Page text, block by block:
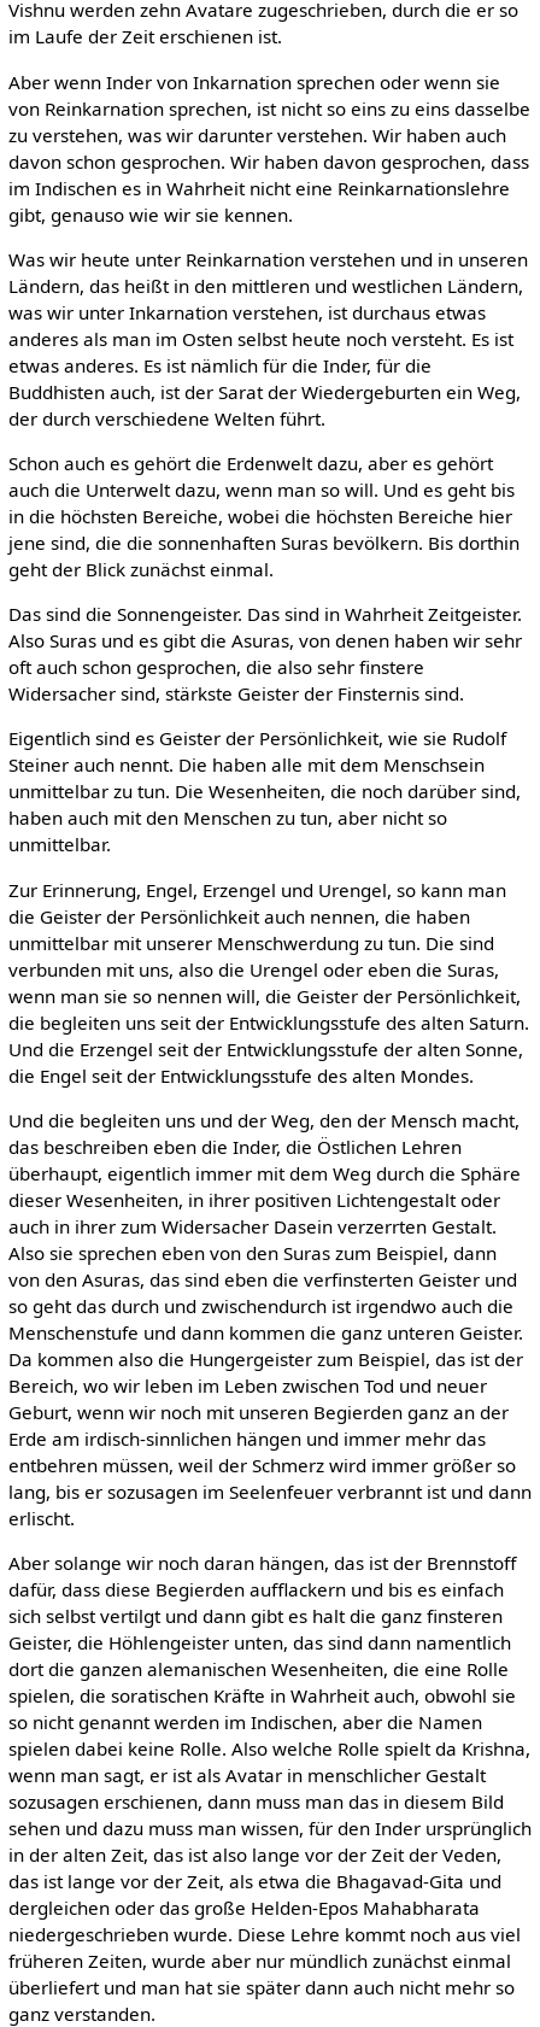
Vishnu werden zehn Avatare zugeschrieben, durch die er so
im Laufe der Zeit erschienen ist.
Aber wenn Inder von Inkarnation sprechen oder wenn sie
von Reinkarnation sprechen, ist nicht so eins zu eins dasselbe
zu verstehen, was wir darunter verstehen. Wir haben auch
davon schon gesprochen. Wir haben davon gesprochen, dass
im Indischen es in Wahrheit nicht eine Reinkarnationslehre
gibt, genauso wie wir sie kennen.
Was wir heute unter Reinkarnation verstehen und in unseren
Ländern, das heißt in den mittleren und westlichen Ländern,
was wir unter Inkarnation verstehen, ist durchaus etwas
anderes als man im Osten selbst heute noch versteht. Es ist
etwas anderes. Es ist nämlich für die Inder, für die
Buddhisten auch, ist der Sarat der Wiedergeburten ein Weg,
der durch verschiedene Welten führt.
Schon auch es gehört die Erdenwelt dazu, aber es gehört
auch die Unterwelt dazu, wenn man so will. Und es geht bis
in die höchsten Bereiche, wobei die höchsten Bereiche hier
jene sind, die die sonnenhaften Suras bevölkern. Bis dorthin
geht der Blick zunächst einmal.
Das sind die Sonnengeister. Das sind in Wahrheit Zeitgeister.
Also Suras und es gibt die Asuras, von denen haben wir sehr
oft auch schon gesprochen, die also sehr finstere
Widersacher sind, stärkste Geister der Finsternis sind.
Eigentlich sind es Geister der Persönlichkeit, wie sie Rudolf
Steiner auch nennt. Die haben alle mit dem Menschsein
unmittelbar zu tun. Die Wesenheiten, die noch darüber sind,
haben auch mit den Menschen zu tun, aber nicht so
unmittelbar.
Zur Erinnerung, Engel, Erzengel und Urengel, so kann man
die Geister der Persönlichkeit auch nennen, die haben
unmittelbar mit unserer Menschwerdung zu tun. Die sind
verbunden mit uns, also die Urengel oder eben die Suras,
wenn man sie so nennen will, die Geister der Persönlichkeit,
die begleiten uns seit der Entwicklungsstufe des alten Saturn.
Und die Erzengel seit der Entwicklungsstufe der alten Sonne,
die Engel seit der Entwicklungsstufe des alten Mondes.
Und die begleiten uns und der Weg, den der Mensch macht,
das beschreiben eben die Inder, die Östlichen Lehren
überhaupt, eigentlich immer mit dem Weg durch die Sphäre
dieser Wesenheiten, in ihrer positiven Lichtengestalt oder
auch in ihrer zum Widersacher Dasein verzerrten Gestalt.
Also sie sprechen eben von den Suras zum Beispiel, dann
von den Asuras, das sind eben die verfinsterten Geister und
so geht das durch und zwischendurch ist irgendwo auch die
Menschenstufe und dann kommen die ganz unteren Geister.
Da kommen also die Hungergeister zum Beispiel, das ist der
Bereich, wo wir leben im Leben zwischen Tod und neuer
Geburt, wenn wir noch mit unseren Begierden ganz an der
Erde am irdisch-sinnlichen hängen und immer mehr das
entbehren müssen, weil der Schmerz wird immer größer so
lang, bis er sozusagen im Seelenfeuer verbrannt ist und dann
erlischt.
Aber solange wir noch daran hängen, das ist der Brennstoff
dafür, dass diese Begierden aufflackern und bis es einfach
sich selbst vertilgt und dann gibt es halt die ganz finsteren
Geister, die Höhlengeister unten, das sind dann namentlich
dort die ganzen alemanischen Wesenheiten, die eine Rolle
spielen, die soratischen Kräfte in Wahrheit auch, obwohl sie
so nicht genannt werden im Indischen, aber die Namen
spielen dabei keine Rolle. Also welche Rolle spielt da Krishna,
wenn man sagt, er ist als Avatar in menschlicher Gestalt
sozusagen erschienen, dann muss man das in diesem Bild
sehen und dazu muss man wissen, für den Inder ursprünglich
in der alten Zeit, das ist also lange vor der Zeit der Veden,
das ist lange vor der Zeit, als etwa die Bhagavad-Gita und
dergleichen oder das große Helden-Epos Mahabharata
niedergeschrieben wurde. Diese Lehre kommt noch aus viel
früheren Zeiten, wurde aber nur mündlich zunächst einmal
überliefert und man hat sie später dann auch nicht mehr so
ganz verstanden.